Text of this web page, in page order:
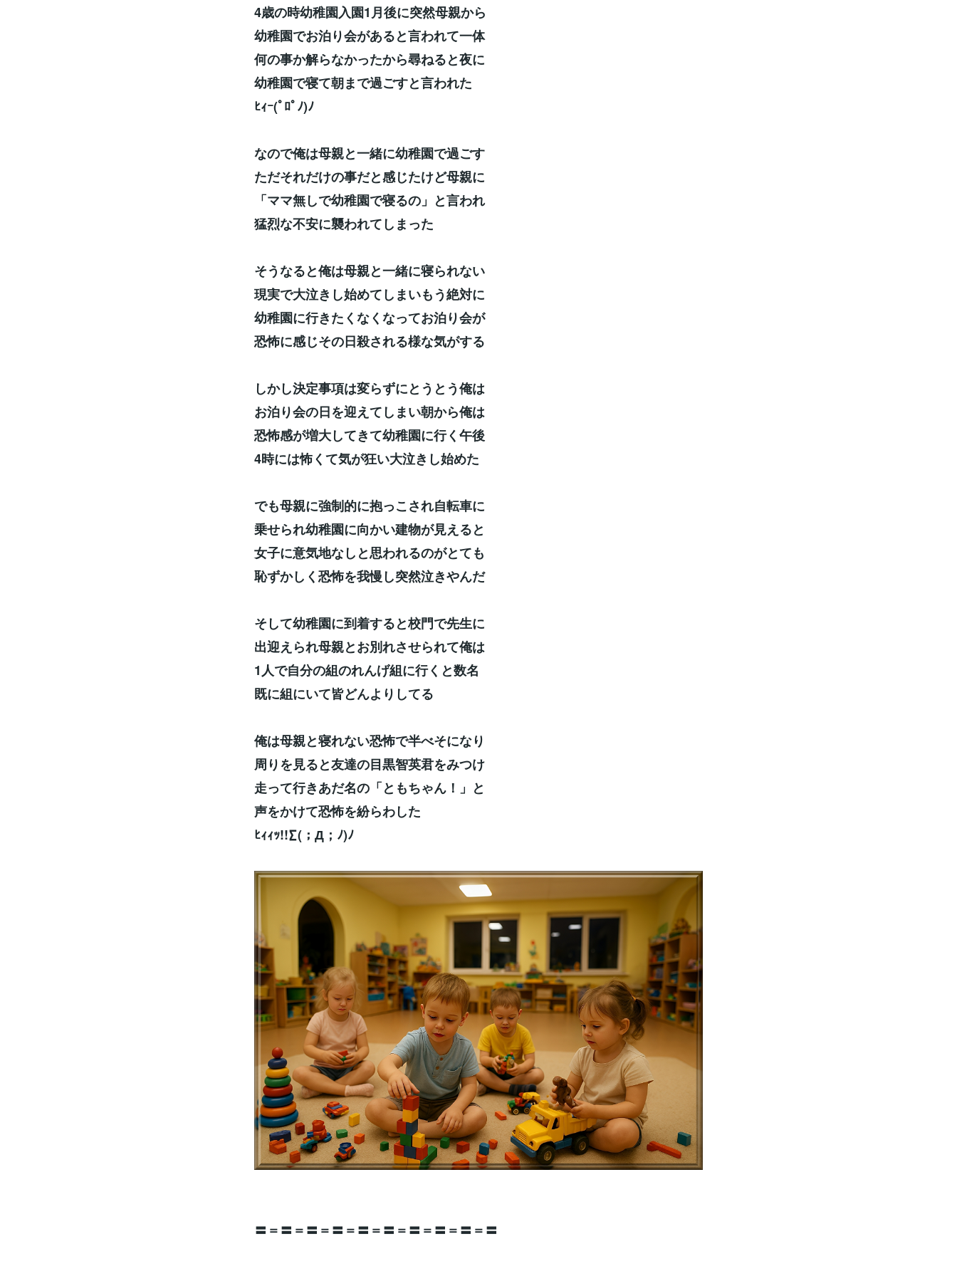
4歳の時幼稚園入園1月後に突然母親から
幼稚園でお泊り会があると言われて一体
何の事か解らなかったから尋ねると夜に
幼稚園で寝て朝まで過ごすと言われた
ﾋｨｰ(ﾟﾛﾟﾉ)ﾉ
なので俺は母親と一緒に幼稚園で過ごす
ただそれだけの事だと感じたけど母親に
「ママ無しで幼稚園で寝るの」と言われ
猛烈な不安に襲われてしまった
そうなると俺は母親と一緒に寝られない
現実で大泣きし始めてしまいもう絶対に
幼稚園に行きたくなくなってお泊り会が
恐怖に感じその日殺される様な気がする
しかし決定事項は変らずにとうとう俺は
お泊り会の日を迎えてしまい朝から俺は
恐怖感が増大してきて幼稚園に行く午後
4時には怖くて気が狂い大泣きし始めた
でも母親に強制的に抱っこされ自転車に
乗せられ幼稚園に向かい建物が見えると
女子に意気地なしと思われるのがとても
恥ずかしく恐怖を我慢し突然泣きやんだ
そして幼稚園に到着すると校門で先生に
出迎えられ母親とお別れさせられて俺は
1人で自分の組のれんげ組に行くと数名
既に組にいて皆どんよりしてる
俺は母親と寝れない恐怖で半べそになり
周りを見ると友達の目黒智英君をみつけ
走って行きあだ名の「ともちゃん！」と
声をかけて恐怖を紛らわした
ﾋｨｨｯ!!∑(；Д；ﾉ)ﾉ
〓＝〓＝〓＝〓＝〓＝〓＝〓＝〓＝〓＝〓